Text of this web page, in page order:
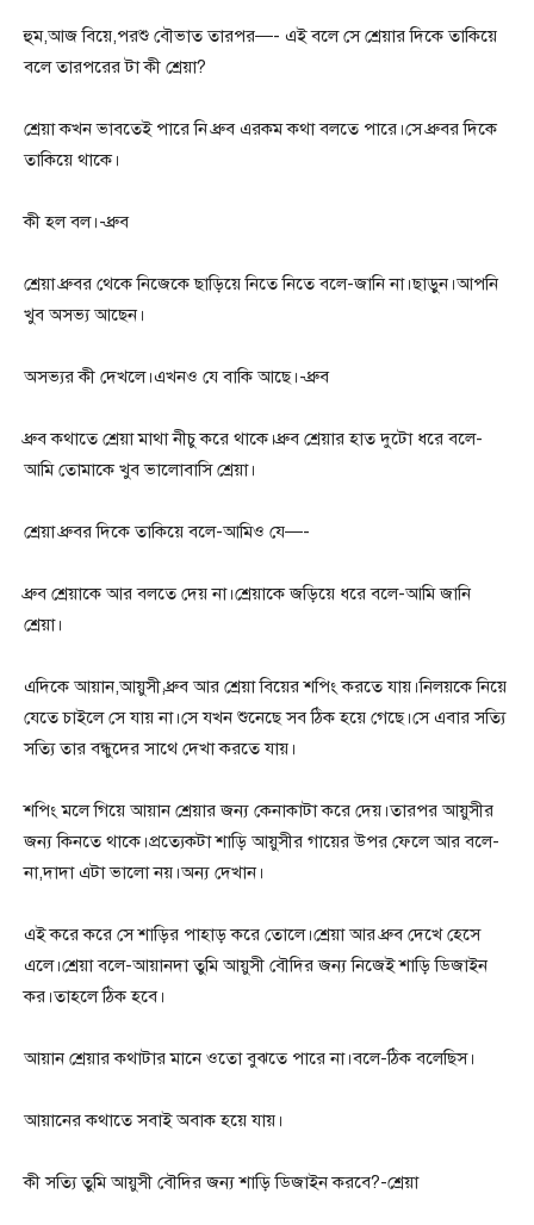
হুম,আজ বিয়ে,পরশু বৌভাত তারপর—- এই বলে সে শ্রেয়ার দিকে তাকিয়ে
বলে তারপরের টা কী শ্রেয়া?
শ্রেয়া কখন ভাবতেই পারে নি ধ্রুব এরকম কথা বলতে পারে।সে ধ্রুবর দিকে
তাকিয়ে থাকে।
কী হল বল।-ধ্রুব
শ্রেয়া ধ্রুবর থেকে নিজেকে ছাড়িয়ে নিতে নিতে বলে-জানি না।ছাড়ুন।আপনি
খুব অসভ্য আছেন।
অসভ্যর কী দেখলে।এখনও যে বাকি আছে।-ধ্রুব
ধ্রুব কথাতে শ্রেয়া মাথা নীচু করে থাকে।ধ্রুব শ্রেয়ার হাত দুটো ধরে বলে-
আমি তোমাকে খুব ভালোবাসি শ্রেয়া।
শ্রেয়া ধ্রুবর দিকে তাকিয়ে বলে-আমিও যে—-
ধ্রুব শ্রেয়াকে আর বলতে দেয় না।শ্রেয়াকে জড়িয়ে ধরে বলে-আমি জানি
শ্রেয়া।
এদিকে আয়ান,আয়ুসী,ধ্রুব আর শ্রেয়া বিয়ের শপিং করতে যায়।নিলয়কে নিয়ে
যেতে চাইলে সে যায় না।সে যখন শুনেছে সব ঠিক হয়ে গেছে।সে এবার সত্যি
সত্যি তার বন্ধুদের সাথে দেখা করতে যায়।
শপিং মলে গিয়ে আয়ান শ্রেয়ার জন্য কেনাকাটা করে দেয়।তারপর আয়ুসীর
জন্য কিনতে থাকে।প্রত্যেকটা শাড়ি আয়ুসীর গায়ের উপর ফেলে আর বলে-
না,দাদা এটা ভালো নয়।অন্য দেখান।
এই করে করে সে শাড়ির পাহাড় করে তোলে।শ্রেয়া আর ধ্রুব দেখে হেসে
এলে।শ্রেয়া বলে-আয়ানদা তুমি আয়ুসী বৌদির জন্য নিজেই শাড়ি ডিজাইন
কর।তাহলে ঠিক হবে।
আয়ান শ্রেয়ার কথাটার মানে ওতো বুঝতে পারে না।বলে-ঠিক বলেছিস।
আয়ানের কথাতে সবাই অবাক হয়ে যায়।
কী সত্যি তুমি আয়ুসী বৌদির জন্য শাড়ি ডিজাইন করবে?-শ্রেয়া